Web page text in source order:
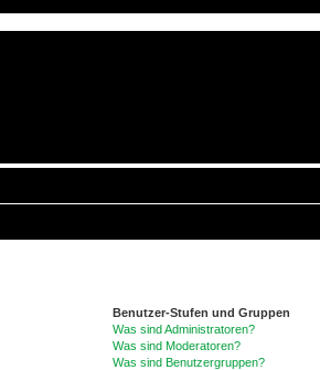
Benutzer-Stufen und Gruppen
Was sind Administratoren?
Was sind Moderatoren?
Was sind Benutzergruppen?